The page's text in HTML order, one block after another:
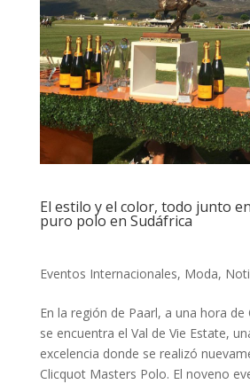
El estilo y el color, todo junto
puro polo en Sudáfrica
Eventos Internacionales, Moda,
En la región de Paarl, a una hora de
se encuentra el Val de Vie Estate,
excelencia donde se realizó
Clicquot Masters Polo. El noveno